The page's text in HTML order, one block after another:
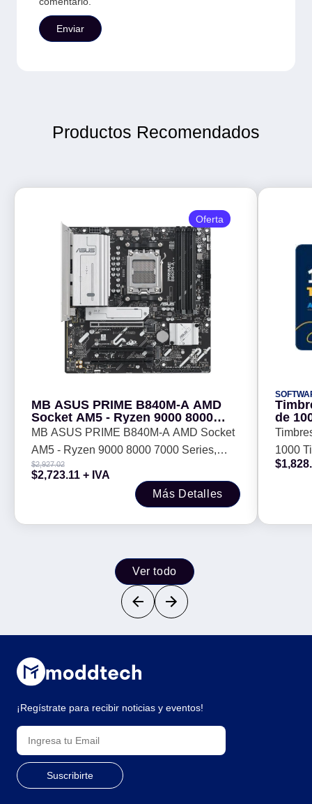
Productos Recomendados
MB ASUS PRIME B840M-A AMD
Socket AM5 - Ryzen 9000 8000
7000 Series, Ethernet ASUS
LANGuard, micro-ATX
MB ASUS PRIME B840M-A AMD Socket
AM5 - Ryzen 9000 8000 7000 Series,
Ethernet ASUS LANGuard, micro-ATX
$2,927.02
$2,723.11 + IVA
Más Detalles
Oferta
de
1000
$
Ver todo
¡Regístrate para recibir noticias y eventos!